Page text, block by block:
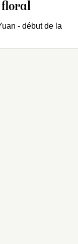
floral
- début de la